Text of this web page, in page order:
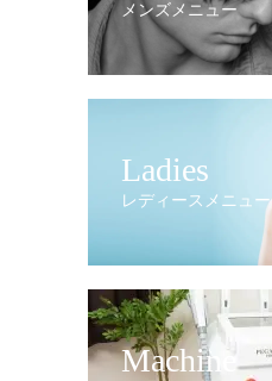
メンズメニュー
Ladies
レディースメニュー
Machine